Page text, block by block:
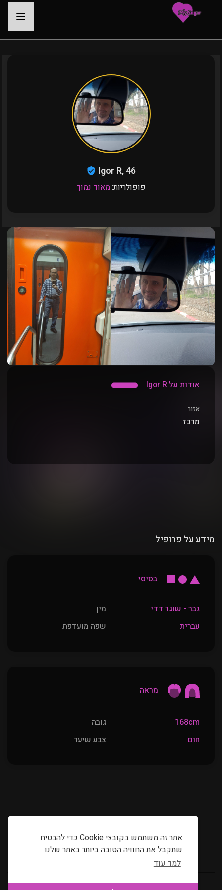
אתר זה משתמש בקובצי Cookie כדי להבטיח
שתקבל את החוויה הטובה ביותר באתר שלנו
למד עוד
-
Igor R, 46
פופולריות:מאוד נמוך
אודות על Igor R
אזור
מרכז
מידע על פרופיל
בסיסי
מין
גבר - שוגר דדי
שפה מועדפת
עברית
מראה
גובה
168cm
צבע שיער
חום